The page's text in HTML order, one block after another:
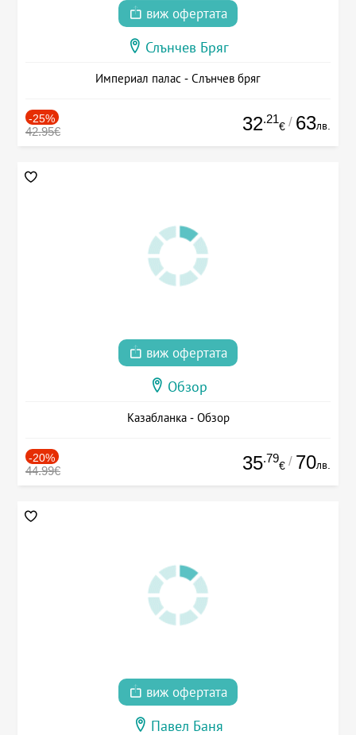
виж офертата
Слънчев Бряг
Империал палас - Слънчев бряг
-25%
42.95€ 32.21
€ / 63лв.
виж офертата
Обзор
Казабланка - Обзор
-20%
44.99€ 35.79
€ / 70лв.
виж офертата
Павел Баня